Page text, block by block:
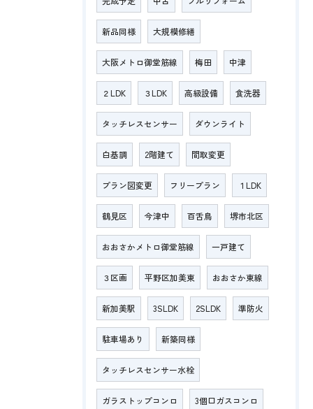
新品同様 大規模修繕
大阪メトロ御堂筋線 梅田 中津
２LDK ３LDK 高級設備 食洗器
タッチレスセンサー ダウンライト
白基調 2階建て 間取変更
プラン図変更 フリープラン １LDK
鶴見区 今津中 百舌鳥 堺市北区
おおさかメトロ御堂筋線 一戸建て
３区画 平野区加美東 おおさか東線
新加美駅 3SLDK 2SLDK 準防火
駐車場あり 新築同様
タッチレスセンサー水栓
ガラストップコンロ 3個口ガスコンロ